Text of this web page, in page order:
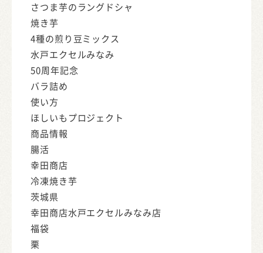
さつま芋のラングドシャ
焼き芋
4種の煎り豆ミックス
水戸エクセルみなみ
50周年記念
バラ詰め
使い方
ほしいもプロジェクト
商品情報
腸活
幸田商店
冷凍焼き芋
茨城県
幸田商店水戸エクセルみなみ店
福袋
栗